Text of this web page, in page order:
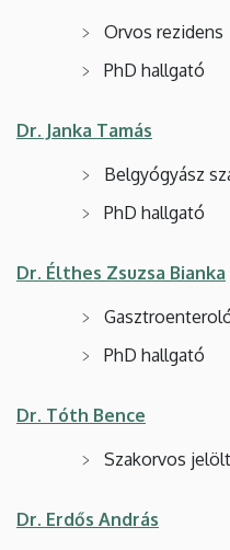
Orvos rezidens
PhD hallgató
Dr. Janka Tamás
Belgyógyász
PhD hallgató
Dr. Élthes Zsuzsa Bianka
PhD
Dr. Tóth Bence
Szakorvos jelölt
Dr. Erdős András